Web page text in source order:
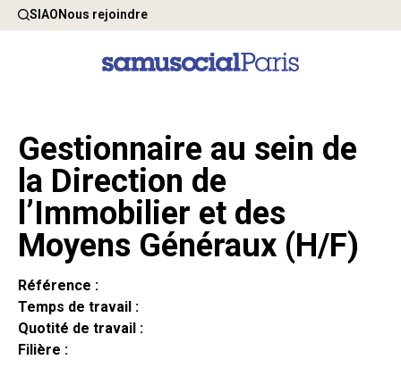
SIAONous rejoindre
Gestionnaire au sein de
la Direction de
l’Immobilier et des
Moyens Généraux (H/F)
Référence :
Temps de travail :
Quotité de travail :
Filière :